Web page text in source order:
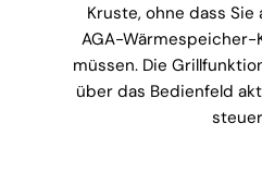
Kruste, ohne dass
AGA-
müssen. Die
über das Bedienfeld